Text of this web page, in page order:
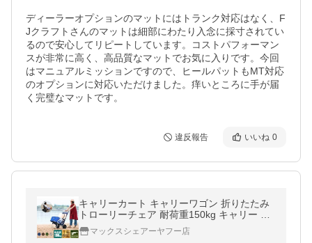
ディーラーオプションのマットにはトランク対応はなく、F
Jクラフトさんのマットは細部にわたり入念に採寸されてい
るので安心してリピートしています。コストパフォーマン
スが非常に高く、高品質なマットでお気に入りです。今回
はマニュアルミッションですので、ヒールパットもMT対応
のオプションに対応いただけました。痒いところに手が届
く完璧なマットです。
違反報告 いいね 0
キャリーカート キャリーワゴン 折りたたみ
トローリーチェア 耐荷重150kg キャリー カ
ート チェア イス マルチキャリー 折りたたみ
チェア FIELDOOR 送料無料
マックスシェアーヤフー店